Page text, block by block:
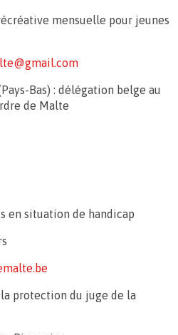
mensuelle pour jeunes
Bas) : délégation belge au
de Malte
en situation de handicap
la protection du juge de la